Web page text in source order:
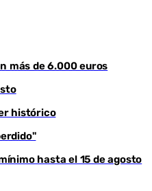
más de 6.000 euros
histórico
hasta el 15 de agosto